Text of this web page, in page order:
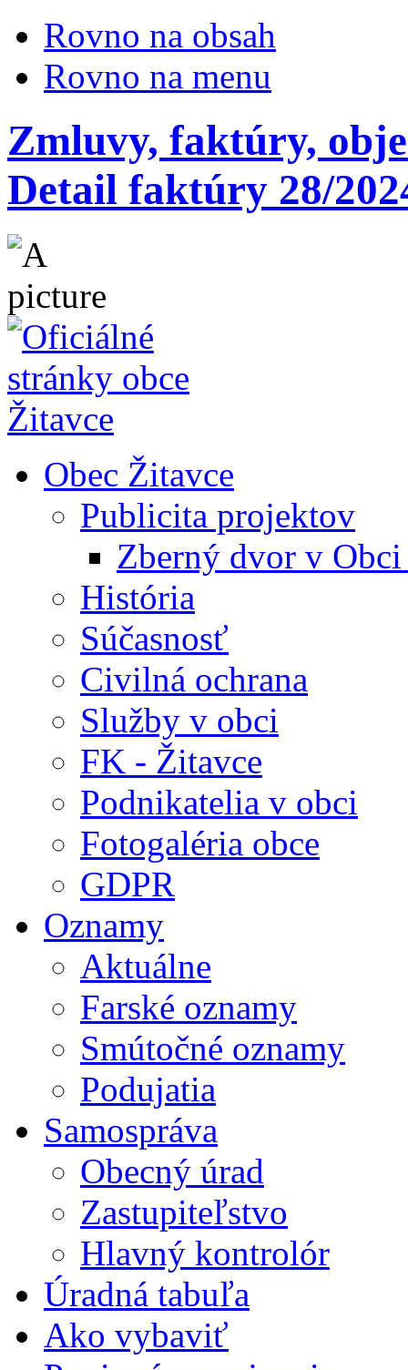
Rovno na obsah
Rovno na menu
Zmluvy, faktúry,
Detail faktúry 28/
Obec Žitavce
Publicita projektov
Zberný dvor v
História
Súčasnosť
Civilná ochrana
Služby v obci
FK - Žitavce
Podnikatelia v obci
Fotogaléria obce
GDPR
Oznamy
Aktuálne
Farské oznamy
Smútočné oznamy
Podujatia
Samospráva
Obecný úrad
Zastupiteľstvo
Hlavný kontrolór
Úradná tabuľa
Ako vybaviť